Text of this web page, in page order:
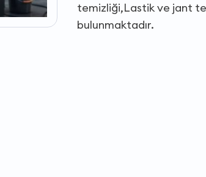
temizliği,Lastik ve jant
bulunmaktadır.